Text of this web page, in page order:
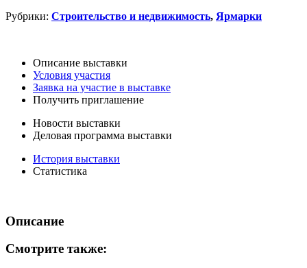
Рубрики: Строительство и недвижимость, Ярмарки
Описание выставки
Условия участия
Заявка на участие в выставке
Получить приглашение
Новости выставки
Деловая программа выставки
История выставки
Статистика
Описание
Смотрите также: